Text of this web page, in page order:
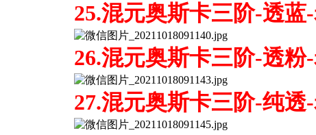
25.混元奥斯卡三阶-透蓝
26.混元奥斯卡三阶-透粉
27.混元奥斯卡三阶-纯透